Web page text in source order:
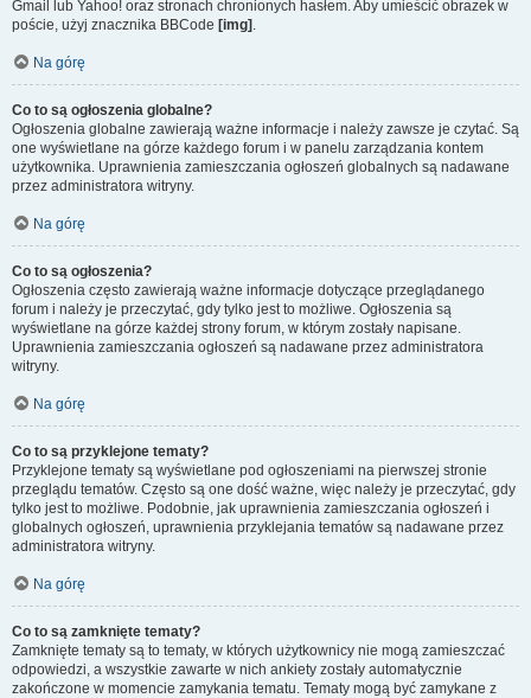
Gmail lub Yahoo! oraz stronach chronionych hasłem. Aby umieścić obrazek w
poście, użyj znacznika BBCode [img] .
Na górę
Co to są ogłoszenia globalne?
Ogłoszenia globalne zawierają ważne informacje i należy zawsze je czytać. Są
one wyświetlane na górze każdego forum i w panelu zarządzania kontem
użytkownika. Uprawnienia zamieszczania ogłoszeń globalnych są nadawane
przez administratora witryny.
Na górę
Co to są ogłoszenia?
Ogłoszenia często zawierają ważne informacje dotyczące przeglądanego
forum i należy je przeczytać, gdy tylko jest to możliwe. Ogłoszenia są
wyświetlane na górze każdej strony forum, w którym zostały napisane.
Uprawnienia zamieszczania ogłoszeń są nadawane przez administratora
witryny.
Na górę
Co to są przyklejone tematy?
Przyklejone tematy są wyświetlane pod ogłoszeniami na pierwszej stronie
przeglądu tematów. Często są one dość ważne, więc należy je przeczytać, gdy
tylko jest to możliwe. Podobnie, jak uprawnienia zamieszczania ogłoszeń i
globalnych ogłoszeń, uprawnienia przyklejania tematów są nadawane przez
administratora witryny.
Na górę
Co to są zamknięte tematy?
Zamknięte tematy są to tematy, w których użytkownicy nie mogą zamieszczać
odpowiedzi, a wszystkie zawarte w nich ankiety zostały automatycznie
zakończone w momencie zamykania tematu. Tematy mogą być zamykane z